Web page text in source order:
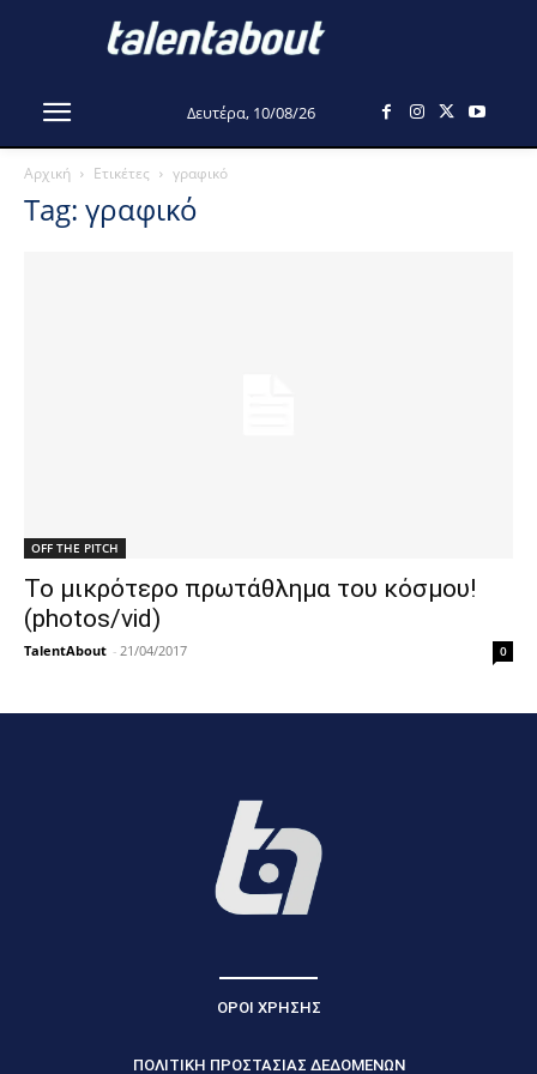
Δευτέρα, 10/08/26
Αρχική Ετικέτες γραφικό
Tag: γραφικό
OFF THE PITCH
Το μικρότερο πρωτάθλημα του κόσμου!
(photos/vid)
TalentAbout - 21/04/2017 0
ΟΡΟΙ ΧΡΗΣΗΣ
ΠΟΛΙΤΙΚΗ ΠΡΟΣΤΑΣΙΑΣ ΔΕΔΟΜΕΝΩΝ